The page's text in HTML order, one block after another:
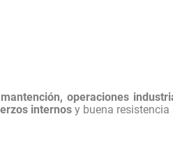
operaciones
internos y buena resistencia